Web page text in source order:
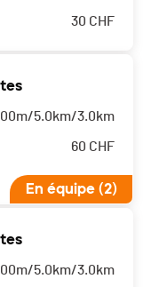
30 CHF
5.0km/3.0km
60 CHF
En équipe (2)
5.0km/3.0km